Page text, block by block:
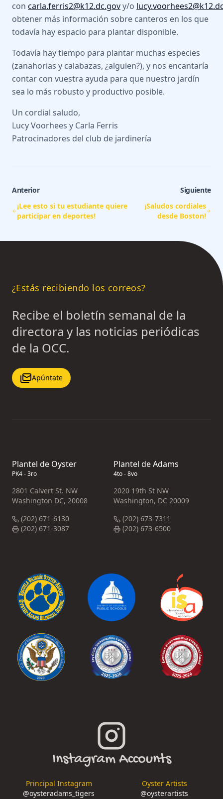
con carla.ferris2@k12.dc.govy/o
obtener más información sobre canteros en los que
todavía hay espacio para plantar disponible.
Todavía hay tiempo para plantar muchas especies
(zanahorias y calabazas, ¿alguien?), y nos encantaría
contar con vuestra ayuda para que nuestro jardín
sea lo más robusto y productivo posible.
Un cordial saludo,
Lucy Voorhees y Carla Ferris
Patrocinadores del club de jardinería
Anterior
¡Lee esto si tu estudiante quiere
participar en deportes!
Siguiente
¡Saludos cordiales
desde Boston!
¿Estás recibiendo los correos?
Recibe el boletín semanal de la
directora y las noticias periódicas
de la OCC.
Apúntate
Plantel de Oyster
PK4 - 3ro
2801 Calvert St. NW
Washington DC, 20008
(202) 671-6130
(202) 671-3087
Plantel de Adams
4to - 8vo
2020 19th St NW
Washington, DC 20009
(202) 673-7311
(202) 673-6500
Instagram Accounts
Principal Instagram
@oysteradams_tigers
Oyster Artists
@oysterartists